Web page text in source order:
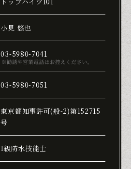
小見 悠也
03-5980-7041
03-5980-7051
東京都知事許可(般-2)第152715
号
1級防水技能士